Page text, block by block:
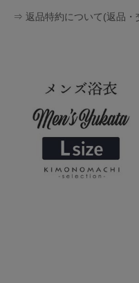
⇒ 返品特約について(返品・